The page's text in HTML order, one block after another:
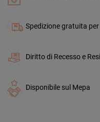
Spedizione gratuita
Diritto di Recesso e Resi
Disponibile sul Mepa